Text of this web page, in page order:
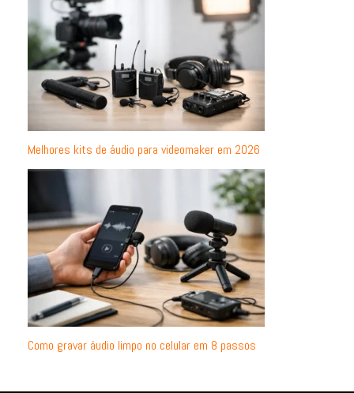
Melhores kits de áudio para videomaker em 2026
Como gravar áudio limpo no celular em 8 passos